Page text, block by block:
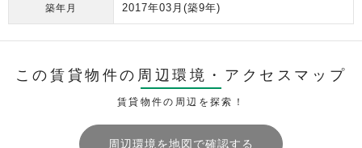
築年月 2017年03月 (築9年)
この賃貸物件の周辺環境・ アクセスマップ
賃貸物件の周辺を探索！
周辺環境を地図で確認する